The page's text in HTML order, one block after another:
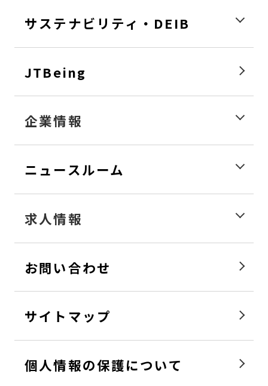
サステナビリティ・DEIB
JTBeing
企業情報
ニュースルーム
求人情報
お問い合わせ
サイトマップ
個人情報の保護について